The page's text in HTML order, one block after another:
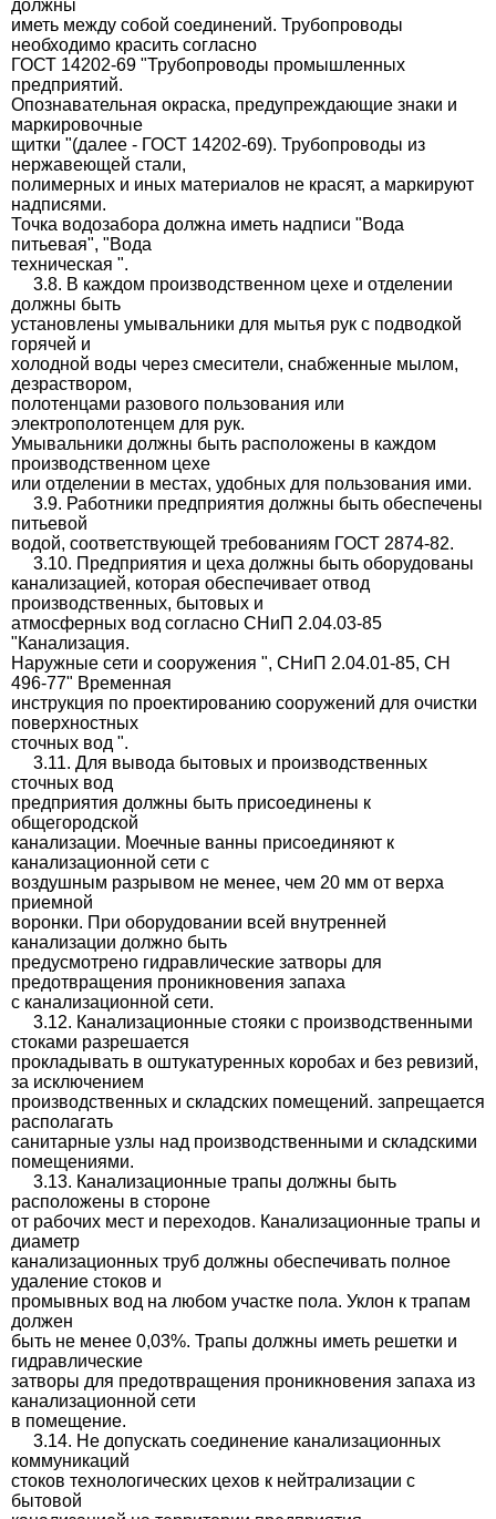
должны
иметь между собой соединений. Трубопроводы
необходимо красить согласно
ГОСТ 14202-69 "Трубопроводы промышленных
предприятий.
Опознавательная окраска, предупреждающие знаки и
маркировочные
щитки "(далее - ГОСТ 14202-69). Трубопроводы из
нержавеющей стали,
полимерных и иных материалов не красят, а маркируют
надписями.
Точка водозабора должна иметь надписи "Вода
питьевая", "Вода
техническая ".
3.8. В каждом производственном цехе и отделении
должны быть
установлены умывальники для мытья рук с подводкой
горячей и
холодной воды через смесители, снабженные мылом,
дезраствором,
полотенцами разового пользования или
электрополотенцем для рук.
Умывальники должны быть расположены в каждом
производственном цехе
или отделении в местах, удобных для пользования ими.
3.9. Работники предприятия должны быть обеспечены
питьевой
водой, соответствующей требованиям ГОСТ 2874-82.
3.10. Предприятия и цеха должны быть оборудованы
канализацией, которая обеспечивает отвод
производственных, бытовых и
атмосферных вод согласно СНиП 2.04.03-85
"Канализация.
Наружные сети и сооружения ", СНиП 2.04.01-85, СН
496-77" Временная
инструкция по проектированию сооружений для очистки
поверхностных
сточных вод ".
3.11. Для вывода бытовых и производственных
сточных вод
предприятия должны быть присоединены к
общегородской
канализации. Моечные ванны присоединяют к
канализационной сети с
воздушным разрывом не менее, чем 20 мм от верха
приемной
воронки. При оборудовании всей внутренней
канализации должно быть
предусмотрено гидравлические затворы для
предотвращения проникновения запаха
с канализационной сети.
3.12. Канализационные стояки с производственными
стоками разрешается
прокладывать в оштукатуренных коробах и без ревизий,
за исключением
производственных и складских помещений. запрещается
располагать
санитарные узлы над производственными и складскими
помещениями.
3.13. Канализационные трапы должны быть
расположены в стороне
от рабочих мест и переходов. Канализационные трапы и
диаметр
канализационных труб должны обеспечивать полное
удаление стоков и
промывных вод на любом участке пола. Уклон к трапам
должен
быть не менее 0,03%. Трапы должны иметь решетки и
гидравлические
затворы для предотвращения проникновения запаха из
канализационной сети
в помещение.
3.14. Не допускать соединение канализационных
коммуникаций
стоков технологических цехов к нейтрализации с
бытовой